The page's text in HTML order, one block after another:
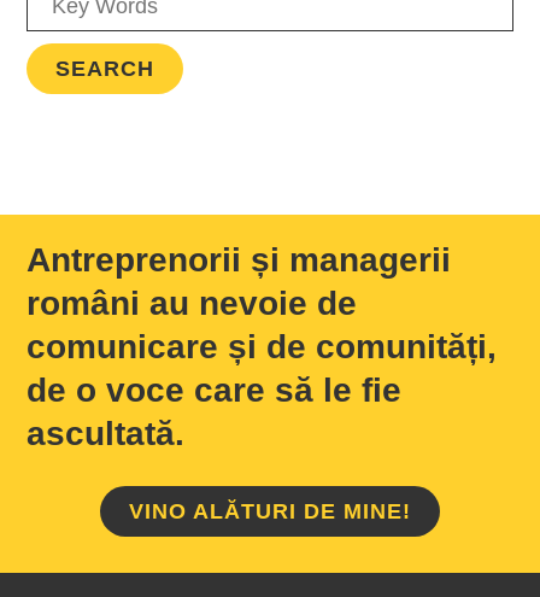
Antreprenorii și managerii
români au nevoie de
comunicare și de comunități,
de o voce care să le fie
ascultată.
VINO ALĂTURI DE MINE!